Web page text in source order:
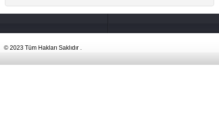
© 2023 Tüm Hakları Saklıdır .